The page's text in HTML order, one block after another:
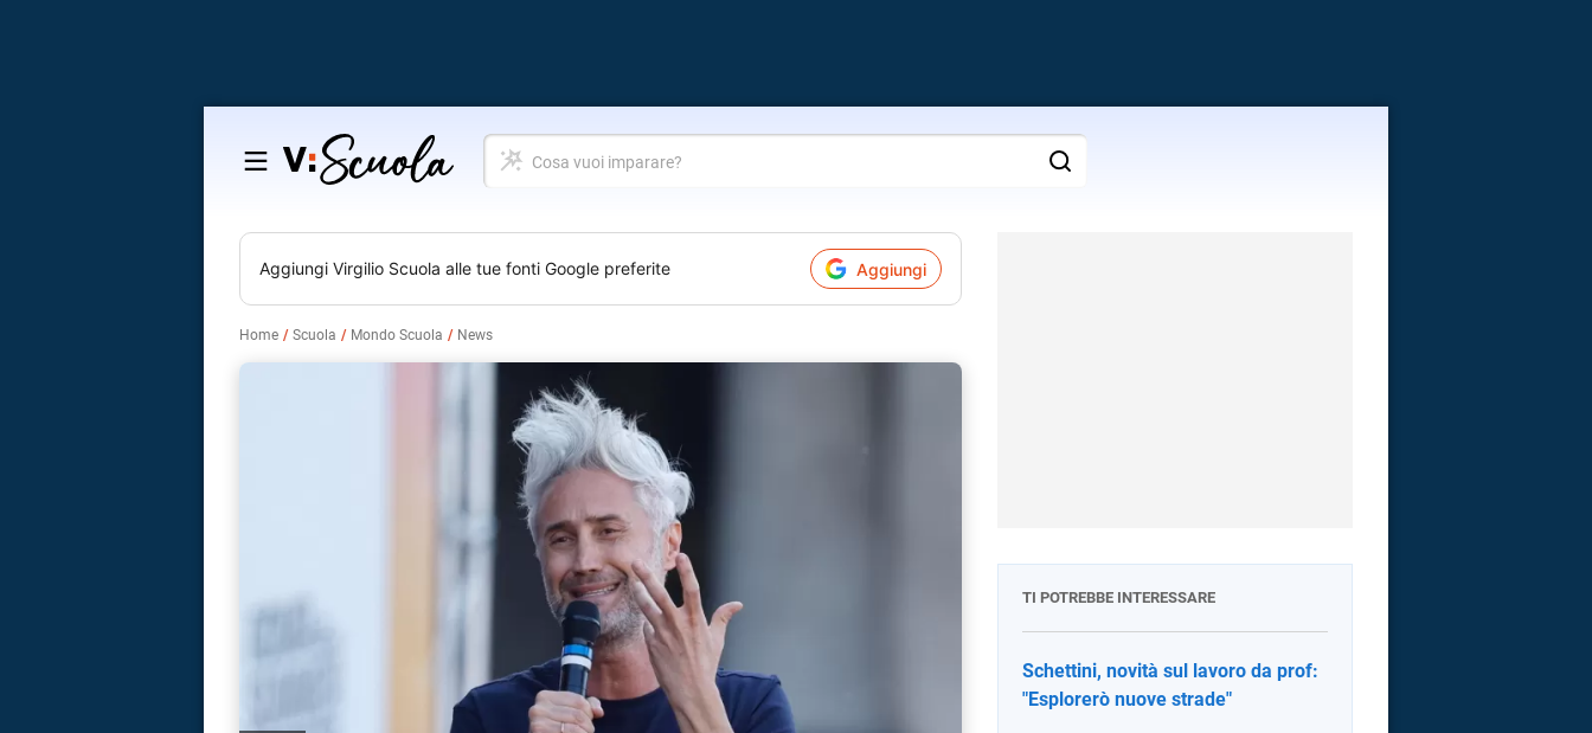
Salta
contenuto
Cosa
vuoi
Aggiungi Virgilio Scuola alle tue fonti Google preferite Aggiungi
Home Scuola Mondo Scuola News
TI POTREBBE INTERESSARE
Schettini, novità sul lavoro da prof:
"Esplorerò nuove strade"